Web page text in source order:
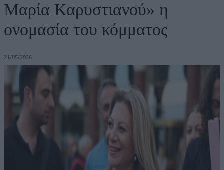
Μαρία Καρυστιανού» η
ονομασία του κόμματος
21/05/2026